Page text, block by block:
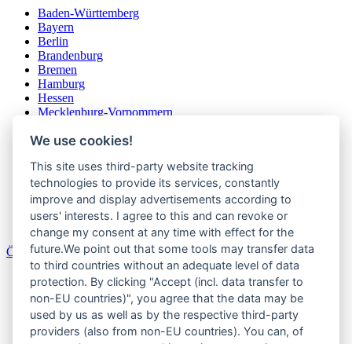
Baden-Württemberg
Bayern
Berlin
Brandenburg
Bremen
Hamburg
Hessen
Mecklenburg-Vorpommern
Nordrhein-Westfalen
Saarland
Sachsen
Sachsen-Anhalt
Schleswig-Holstein
Thüringen
Österreich
Burgenland
Kärnten
Niederösterreich
Oberösterreich
Salzburger Land
We use cookies!
This site uses third-party website tracking
technologies to provide its services, constantly
improve and display advertisements according to
users' interests. I agree to this and can revoke or
change my consent at any time with effect for the
future.We point out that some tools may transfer data
to third countries without an adequate level of data
protection. By clicking "Accept (incl. data transfer to
non-EU countries)", you agree that the data may be
used by us as well as by the respective third-party
providers (also from non-EU countries). You can, of